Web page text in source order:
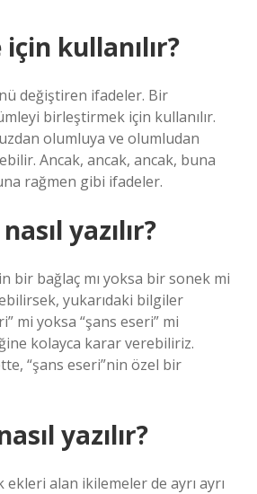
kullanılır?
değiştiren ifadeler. Bir
birleştirmek için kullanılır.
olumluya ve olumludan
Ancak, ancak, ancak, buna
rağmen gibi ifadeler.
yazılır?
bir bağlaç mı yoksa bir sonek mi
yukarıdaki bilgiler
mi yoksa “şans eseri” mi
kolayca karar verebiliriz.
“şans eseri”nin özel bir
yazılır?
ekleri alan ikilemeler de ayrı ayrı